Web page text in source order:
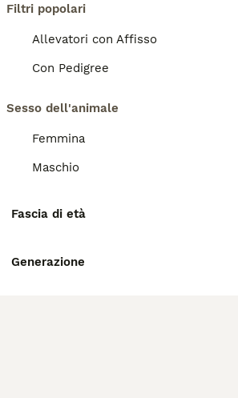
Filtri popolari
Allevatori con Affisso
Con Pedigree
Sesso dell'animale
Femmina
Maschio
Fascia di età
Generazione